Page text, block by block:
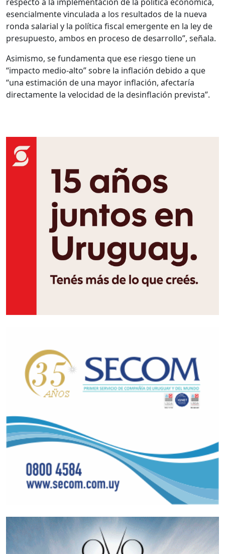
esencialmente vinculada a los resultados de la nueva
ronda salarial y la política fiscal emergente en la ley de
presupuesto, ambos en proceso de desarrollo”, señala.
Asimismo, se fundamenta que ese riesgo tiene un
“impacto medio-alto” sobre la inflación debido a que
“una estimación de una mayor inflación, afectaría
directamente la velocidad de la desinflación prevista”.